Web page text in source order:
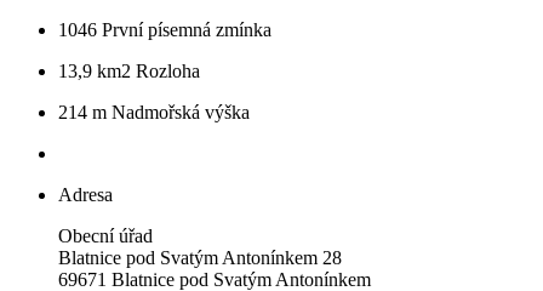
1046 První písemná zmínka
13,9 km2 Rozloha
214 m Nadmořská výška
Adresa
Obecní úřad
Blatnice pod Svatým Antonínkem 28
69671 Blatnice pod Svatým Antonínkem